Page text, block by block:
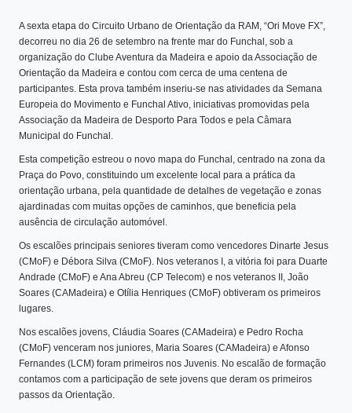
A sexta etapa do Circuito Urbano de Orientação da RAM, “Ori Move FX”,
decorreu no dia 26 de setembro na frente mar do Funchal, sob a
organização do Clube Aventura da Madeira e apoio da Associação de
Orientação da Madeira e contou com cerca de uma centena de
participantes. Esta prova também inseriu-se nas atividades da Semana
Europeia do Movimento e Funchal Ativo, iniciativas promovidas pela
Associação da Madeira de Desporto Para Todos e pela Câmara
Municipal do Funchal.
Esta competição estreou o novo mapa do Funchal, centrado na zona da
Praça do Povo, constituindo um excelente local para a prática da
orientação urbana, pela quantidade de detalhes de vegetação e zonas
ajardinadas com muitas opções de caminhos, que beneficia pela
ausência de circulação automóvel.
Os escalões principais seniores tiveram como vencedores Dinarte Jesus
(CMoF) e Débora Silva (CMoF). Nos veteranos I, a vitória foi para Duarte
Andrade (CMoF) e Ana Abreu (CP Telecom) e nos veteranos II, João
Soares (CAMadeira) e Otília Henriques (CMoF) obtiveram os primeiros
lugares.
Nos escalões jovens, Cláudia Soares (CAMadeira) e Pedro Rocha
(CMoF) venceram nos juniores, Maria Soares (CAMadeira) e Afonso
Fernandes (LCM) foram primeiros nos Juvenis. No escalão de formação
contamos com a participação de sete jovens que deram os primeiros
passos da Orientação.